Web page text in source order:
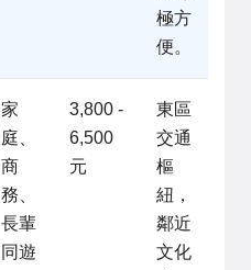
極方
便。
家
庭、
商
務、
長輩
同遊
3,800 -
6,500
元
東區
交通
樞
紐，
鄰近
文化